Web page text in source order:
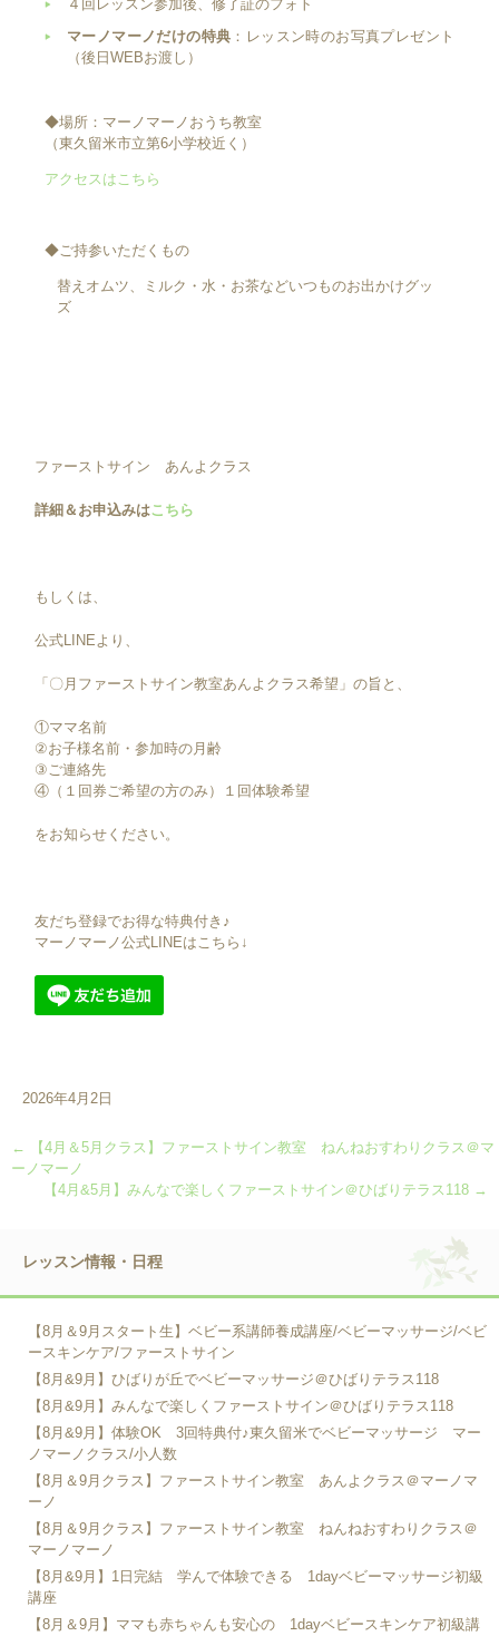
４回レッスン参加後、修了証のフォト
マーノマーノだけの特典 ：レッスン時のお写真プレゼント
（後日WEBお渡し）
◆場所：マーノマーノおうち教室
（東久留米市立第6小学校近く）
アクセスはこちら
◆ご持参いただくもの
替えオムツ、ミルク・水・お茶などいつものお出かけグッ
ズ
ファーストサイン あんよクラス
詳細＆お申込みはこちら
もしくは、
公式LINEより、
「〇月ファーストサイン教室あんよクラス希望」の旨と、
①ママ名前
②お子様名前・参加時の月齢
③ご連絡先
④（１回券ご希望の方のみ）１回体験希望
をお知らせください。
友だち登録でお得な特典付き♪
マーノマーノ公式LINEはこちら↓
2026年4月2日
←
【4月＆5月クラス】ファーストサイン教室 ねんねおすわりクラス＠マ
ーノマーノ
【4月&5月】みんなで楽しくファーストサイン＠ひばりテラス118 →
レッスン情報・日程
【8月＆9月スタート生】ベビー系講師養成講座/ベビーマッサージ/ベビ
ースキンケア/ファーストサイン
【8月&9月】ひばりが丘でベビーマッサージ＠ひばりテラス118
【8月&9月】みんなで楽しくファーストサイン＠ひばりテラス118
【8月&9月】体験OK 3回特典付♪東久留米でベビーマッサージ マー
ノマーノクラス/小人数
【8月＆9月クラス】ファーストサイン教室 あんよクラス＠マーノマ
ーノ
【8月＆9月クラス】ファーストサイン教室 ねんねおすわりクラス＠
マーノマーノ
【8月&9月】1日完結 学んで体験できる 1dayベビーマッサージ初級
講座
【8月＆9月】ママも赤ちゃんも安心の 1dayベビースキンケア初級講